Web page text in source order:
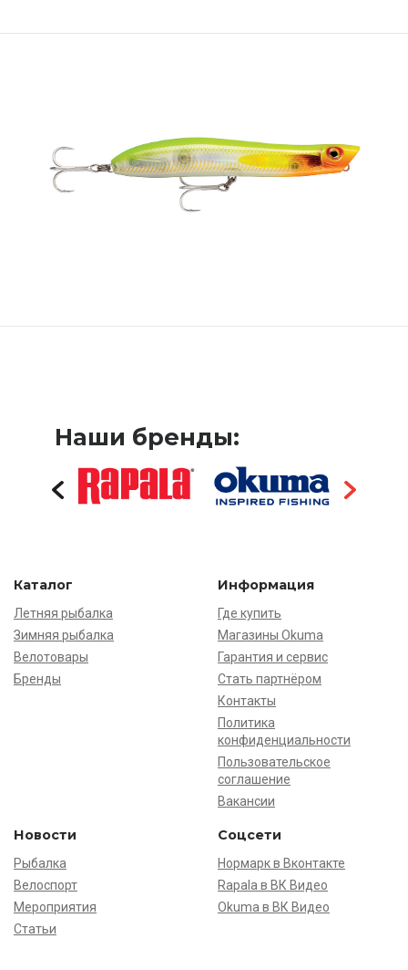
Наши бренды:
Каталог
Летняя рыбалка
Зимняя рыбалка
Велотовары
Бренды
Информация
Где купить
Магазины Okuma
Гарантия и сервис
Стать партнёром
Контакты
Политика
конфиденциальности
Пользовательское
соглашение
Вакансии
Новости
Рыбалка
Велоспорт
Мероприятия
Статьи
Соцсети
Нормарк в Вконтакте
Rapala в ВК Видео
Okuma в ВК Видео